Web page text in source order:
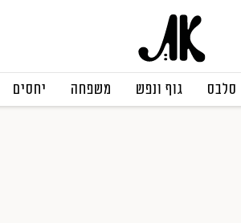
סלבס גוף ונפש משפחה יחסים